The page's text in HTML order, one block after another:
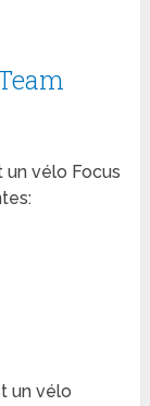
un vélo Focus
un vélo